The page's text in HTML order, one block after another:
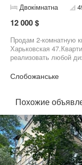
Двокімнатна
12 000 $
Продам 2-комнатную
Харьковская
реализовать любой
Слобожанське
Похожие